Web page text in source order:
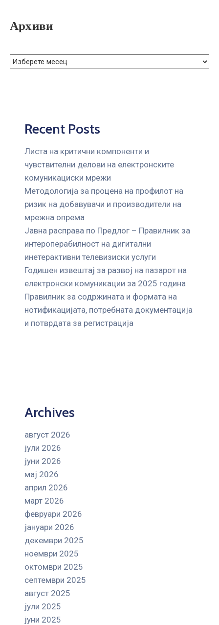
Архиви
Recent Posts
Листа на критични компоненти и
чувствителни делови на електронските
комуникациски мрежи
Mетодологија за процена на профилот на
ризик на добавувачи и производители на
мрежна опрема
Јавна расправа по Предлог – Правилник за
интероперабилност на дигитални
инетерактивни телевизиски услуги
Годишен извештај за развој на пазарот на
електронски комуникации за 2025 година
Правилник за содржината и формата на
нотификацијата, потребната документација
и потврдата за регистрација
Archives
август 2026
јули 2026
јуни 2026
мај 2026
април 2026
март 2026
февруари 2026
јануари 2026
декември 2025
ноември 2025
октомври 2025
септември 2025
август 2025
јули 2025
јуни 2025